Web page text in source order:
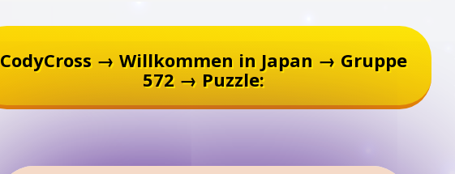
CodyCross → Willkommen in Japan → Gruppe
572 → Puzzle: